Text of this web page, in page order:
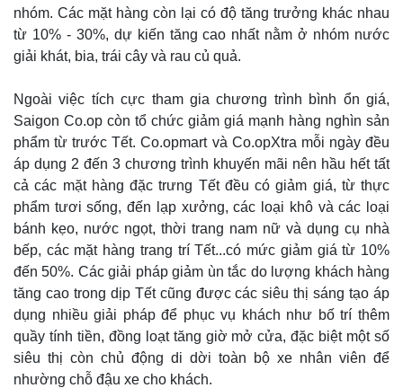
Thế giới
Quan sát
Cuộc sống đó đây
Hồ sơ
Multimedia
Video
Ảnh
E-Magazine
nhóm. Các mặt hàng còn lại có độ tăng trưởng khác nhau
từ 10% - 30%, dự kiến tăng cao nhất nằm ở nhóm nước
giải khát, bia, trái cây và rau củ quả.
Ngoài việc tích cực tham gia chương trình bình ổn giá,
Saigon Co.op còn tổ chức giảm giá mạnh hàng nghìn sản
phẩm từ trước Tết. Co.opmart và Co.opXtra mỗi ngày đều
áp dụng 2 đến 3 chương trình khuyến mãi nên hầu hết tất
cả các mặt hàng đặc trưng Tết đều có giảm giá, từ thực
phẩm tươi sống, đến lạp xưởng, các loại khô và các loại
bánh kẹo, nước ngọt, thời trang nam nữ và dụng cụ nhà
bếp, các mặt hàng trang trí Tết...có mức giảm giá từ 10%
đến 50%. Các giải pháp giảm ùn tắc do lượng khách hàng
tăng cao trong dịp Tết cũng được các siêu thị sáng tạo áp
dụng nhiều giải pháp để phục vụ khách như bố trí thêm
quầy tính tiền, đồng loạt tăng giờ mở cửa, đặc biệt một số
siêu thị còn chủ động di dời toàn bộ xe nhân viên để
nhường chỗ đậu xe cho khách.